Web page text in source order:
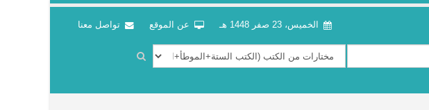
الخميس، 23 صفر 1448 هـ عن الموقع تواصل معنا